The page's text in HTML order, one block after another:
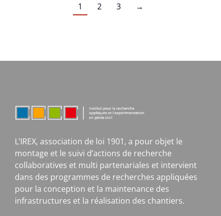
1 2 3 →
L’IREX, association de loi 1901, a pour objet le
montage et le suivi d’actions de recherche
collaboratives et multi partenariales et intervient
dans des programmes de recherches appliquées
pour la conception et la maintenance des
infrastructures et la réalisation des chantiers.